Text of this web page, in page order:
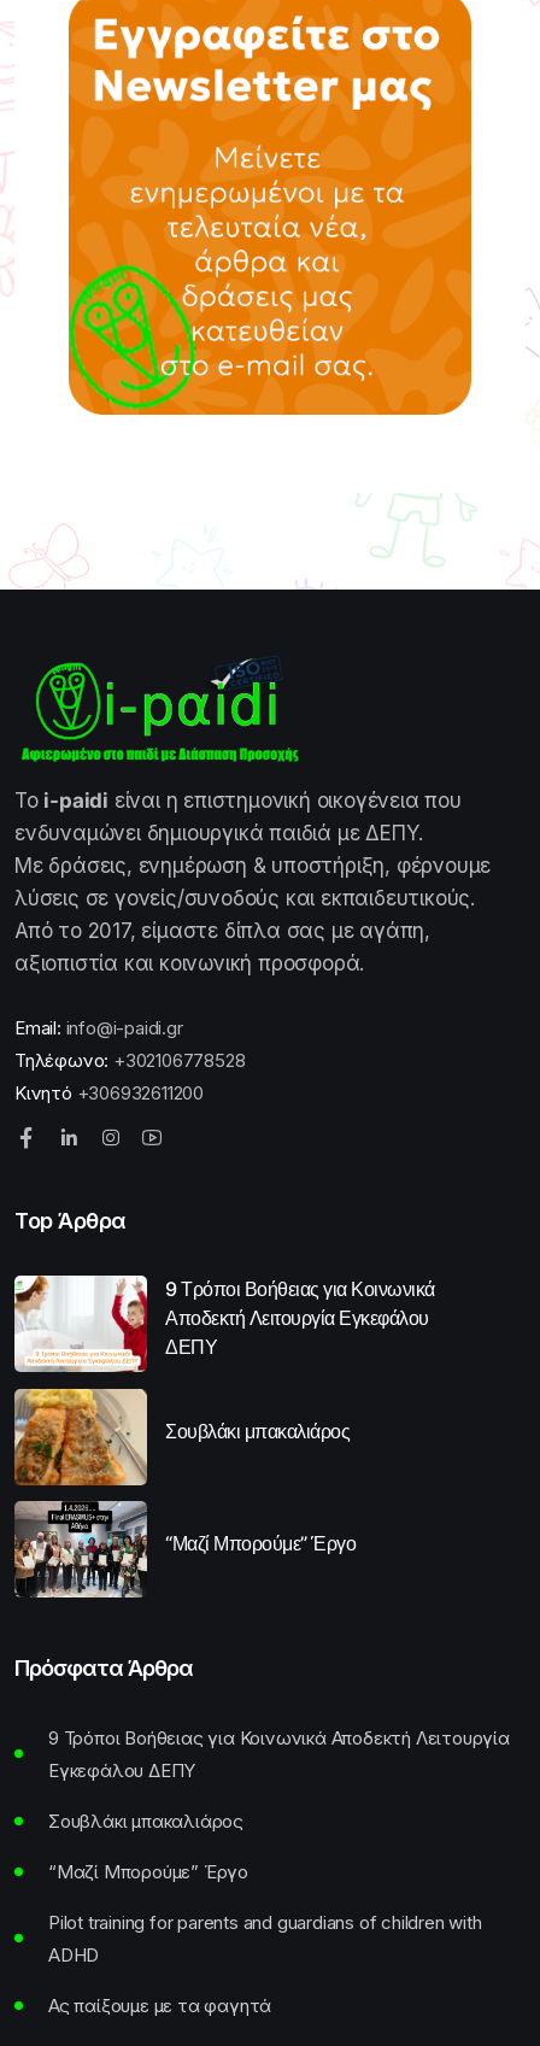
Το i-paidi είναι η επιστημονική οικογένεια που
ενδυναμώνει δημιουργικά παιδιά με ΔΕΠΥ.
Με δράσεις, ενημέρωση & υποστήριξη, φέρνουμε
λύσεις σε γονείς/συνοδούς και εκπαιδευτικούς.
Από το 2017, είμαστε δίπλα σας με αγάπη,
αξιοπιστία και κοινωνική προσφορά.
Email: info@i-paidi.gr
Τηλέφωνο: +302106778528
Κινητό +306932611200
Top Άρθρα
9 Τρόποι Βοήθειας για Κοινωνικά
Αποδεκτή Λειτουργία Εγκεφάλου
ΔΕΠΥ
Σουβλάκι μπακαλιάρος
“Μαζί Μπορούμε” Έργο
Πρόσφατα Άρθρα
9 Τρόποι Βοήθειας για Κοινωνικά Αποδεκτή Λειτουργία
Εγκεφάλου ΔΕΠΥ
Σουβλάκι μπακαλιάρος
“Μαζί Μπορούμε” Έργο
Pilot training for parents and guardians of children with
ADHD
Ας παίξουμε με τα φαγητά